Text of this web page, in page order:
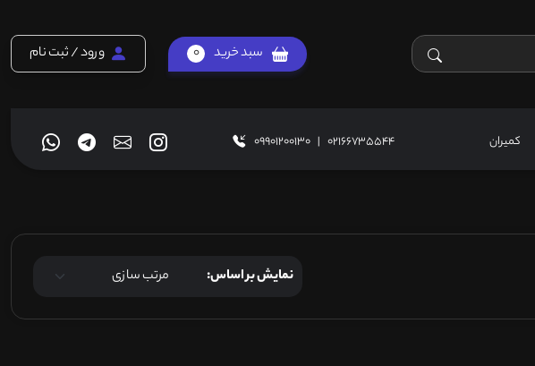
سبد خرید 0 ورود / ثبت نام
کمیران 02166735544
|
09901200130
نمایش بر اساس: